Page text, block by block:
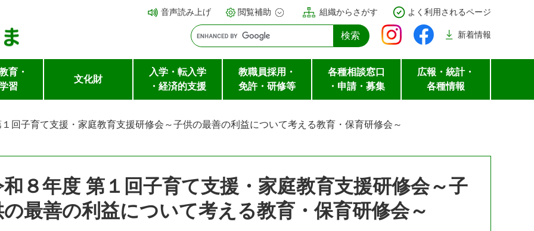
ー
し
音声読み上げ 閲覧補助 組織からさがす よく利用されるページ
新着情報
育・
習
文化財
入学・転入学
・経済的支援
教職員採用・
免許・研修等
各種相談窓口
・申請・募集
広報・統計・
各種情報
回子育て支援・家庭教育支援研修会～子供の最善の利益について考える教育・保育研修会～
和８年度 第１回子育て支援・家庭教育支援研修会～子
の最善の利益について考える教育・保育研修会～